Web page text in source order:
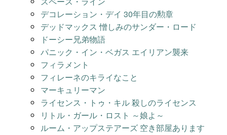
デコレーション・デイ 30年目の勲章
デッドマックス 憎しみのサンダー・ロード
ドーシー兄弟物語
パニック・イン・ベガス エイリアン襲来
フィラメント
フィレーネのキライなこと
マーキュリーマン
ライセンス・トゥ・キル 殺しのライセンス
リトル・ガール・ロスト ～娘よ～
ルーム・アップステアーズ 空き部屋あります